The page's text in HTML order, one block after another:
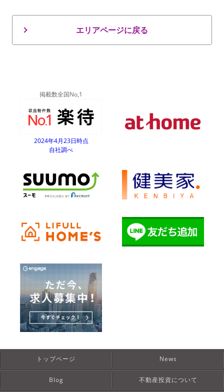
エリアページに戻る
掲載数全国No,1
2024年4月23日時点
自社調べ
トップページ News
Blog 不動産投資について